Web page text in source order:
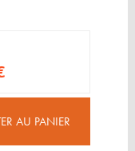
AU PANIER